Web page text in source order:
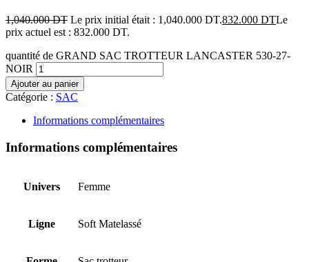
1,040.000DT Le prix initial était : 1,040.000 DT.832.000 DTLe
prix actuel est : 832.000 DT.
quantité de GRAND SAC TROTTEUR LANCASTER 530-27-
NOIR
Ajouter au panier
Catégorie : SAC
Informations complémentaires
Informations complémentaires
Univers Femme
Ligne Soft Matelassé